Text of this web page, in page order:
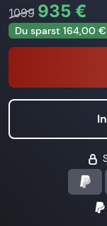
1099 935 €
Du sparst 164,00 €